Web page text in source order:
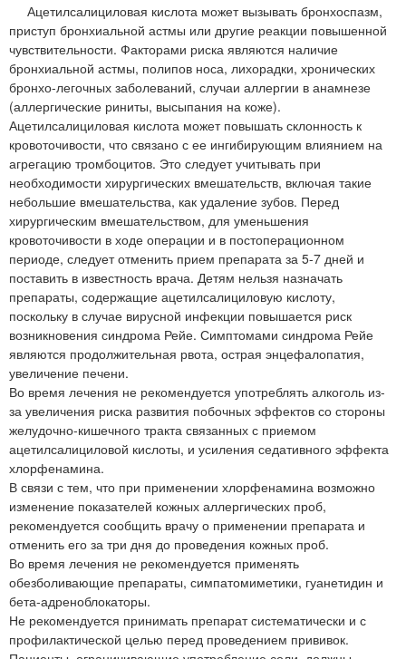
Ацетилсалициловая кислота может вызывать бронхоспазм,
приступ бронхиальной астмы или другие реакции повышенной
чувствительности. Факторами риска являются наличие
бронхиальной астмы, полипов носа, лихорадки, хронических
бронхо-легочных заболеваний, случаи аллергии в анамнезе
(аллергические риниты, высыпания на коже).
Ацетилсалициловая кислота может повышать склонность к
кровоточивости, что связано с ее ингибирующим влиянием на
агрегацию тромбоцитов. Это следует учитывать при
необходимости хирургических вмешательств, включая такие
небольшие вмешательства, как удаление зубов. Перед
хирургическим вмешательством, для уменьшения
кровоточивости в ходе операции и в постоперационном
периоде, следует отменить прием препарата за 5-7 дней и
поставить в известность врача. Детям нельзя назначать
препараты, содержащие ацетилсалициловую кислоту,
поскольку в случае вирусной инфекции повышается риск
возникновения синдрома Рейе. Симптомами синдрома Рейе
являются продолжительная рвота, острая энцефалопатия,
увеличение печени.
Во время лечения не рекомендуется употреблять алкоголь из-
за увеличения риска развития побочных эффектов со стороны
желудочно-кишечного тракта связанных с приемом
ацетилсалициловой кислоты, и усиления седативного эффекта
хлорфенамина.
В связи с тем, что при применении хлорфенамина возможно
изменение показателей кожных аллергических проб,
рекомендуется сообщить врачу о применении препарата и
отменить его за три дня до проведения кожных проб.
Во время лечения не рекомендуется применять
обезболивающие препараты, симпатомиметики, гуанетидин и
бета-адреноблокаторы.
Не рекомендуется принимать препарат систематически и с
профилактической целью перед проведением прививок.